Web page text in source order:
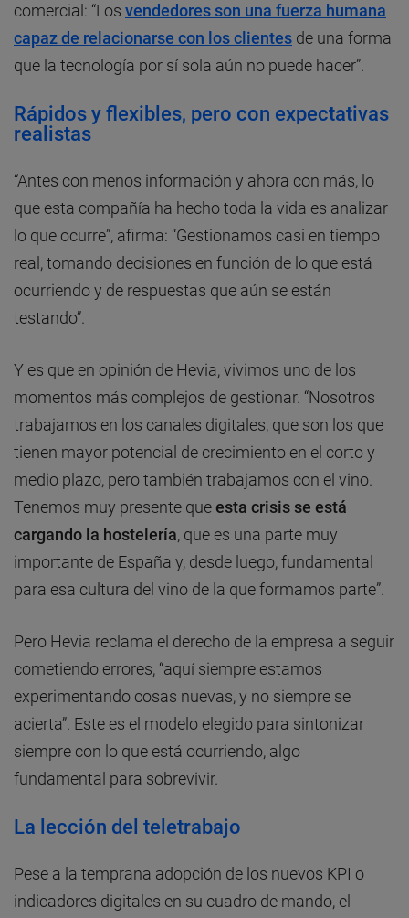
comercial: “Los vendedores son una fuerza humana
capaz de relacionarse con los clientes de una forma
que la tecnología por sí sola aún no puede hacer”.
Rápidos y flexibles, pero con expectativas
realistas
“Antes con menos información y ahora con más, lo
que esta compañía ha hecho toda la vida es analizar
lo que ocurre”, afirma: “Gestionamos casi en tiempo
real, tomando decisiones en función de lo que está
ocurriendo y de respuestas que aún se están
testando”.
Y es que en opinión de Hevia, vivimos uno de los
momentos más complejos de gestionar. “Nosotros
trabajamos en los canales digitales, que son los que
tienen mayor potencial de crecimiento en el corto y
medio plazo, pero también trabajamos con el vino.
Tenemos muy presente queesta crisis se está
cargando la hostelería, que es una parte muy
importante de España y, desde luego, fundamental
para esa cultura del vino de la que formamos parte”.
Pero Hevia reclama el derecho de la empresa a seguir
cometiendo errores, “aquí siempre estamos
experimentando cosas nuevas, y no siempre se
acierta”. Este es el modelo elegido para sintonizar
siempre con lo que está ocurriendo, algo
fundamental para sobrevivir.
La lección del teletrabajo
Pese a la temprana adopción de los nuevos KPI o
indicadores digitales en su cuadro de mando, el